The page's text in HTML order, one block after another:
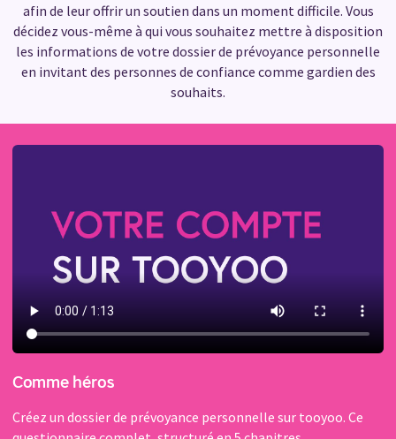
afin de leur offrir un soutien dans un moment difficile. Vous
décidez vous-même à qui vous souhaitez mettre à disposition
les informations de votre dossier de prévoyance personnelle
en invitant des personnes de confiance comme gardien des
souhaits.
Comme héros
Créez un dossier de prévoyance personnelle sur tooyoo. Ce